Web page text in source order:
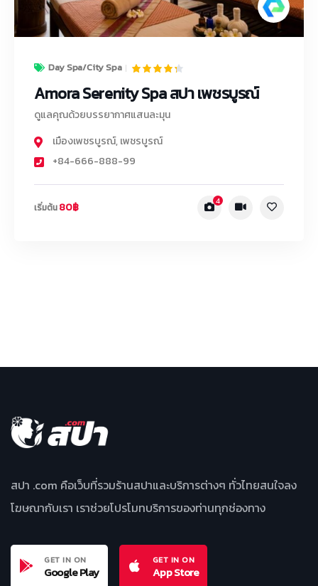
Day Spa/City Spa
Amora Serenity Spa สปา เพชรบูรณ์
ดูแลคุณด้วยบรรยากาศแสนละมุน
เมืองเพชรบูรณ์,เพชรบูรณ์
+84-666-888-99
เริ่มต้น80฿ 4
สปา .com คือเว็บที่รวมร้านสปาและบริการต่างๆ ทั่วไทยสนใจลง
โฆษณากับเรา เราช่วยโปรโมทบริการของท่านทุกช่องทาง
GET IN ON
Google Play
GET IN ON
App Store